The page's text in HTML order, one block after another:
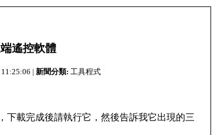
遙控軟體
| 新聞分類: 工具程式
下載完成後請執行它，然後告訴我它出現的三